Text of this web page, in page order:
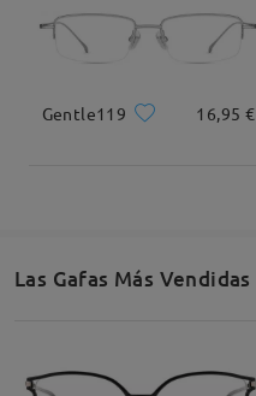
Ancho Total
Gentle119 16,95 €
Las Gafas Más Vendidas